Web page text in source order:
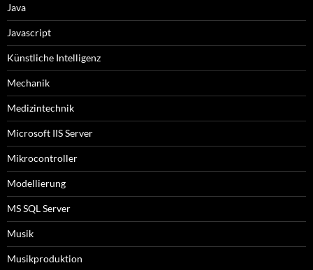
Java
Javascript
Künstliche Intelligenz
Mechanik
Medizintechnik
Microsoft IIS Server
Mikrocontroller
Modellierung
MS SQL Server
Musik
Musikproduktion